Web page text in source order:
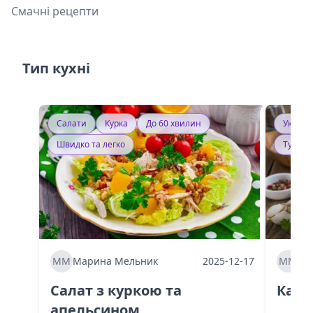
Смачні рецепти
Тип кухні
Салати Курка
До 60 хвилин
Швидко та легко
ММ Марина Мельник 2025-12-17
Салат з куркою та
ММ